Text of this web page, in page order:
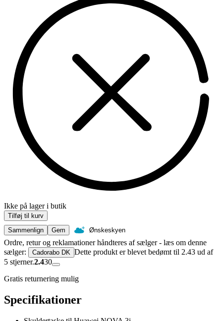
Ikke på lager i butik
Tilføj til kurv
Sammenlign
Gem Ønskeskyen
Ordre, retur og reklamationer håndteres af sælger - læs om denne
sælger:
Cadorabo DK Dette produkt er blevet bedømt til 2.43 ud af
5 stjerner.2.430
Gratis returnering mulig
Specifikationer